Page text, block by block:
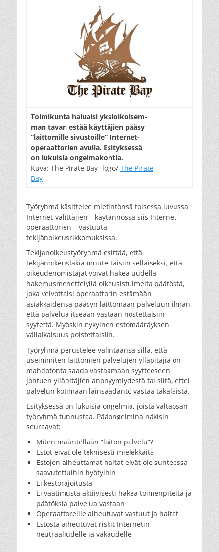
Toimikunta haluaisi yksioikoisem-
man tavan estää käyttäjien pääsy
”laittomille sivustoille” Internet-
operaattorien avulla. Esityksessä
on lukuisia ongelmakohtia.
Kuva: The Pirate Bay -logo/ The Pirate
Bay
Työryhmä käsittelee mietintönsä toisessa luvussa
Internet-välittäjien – käytännössä siis Internet-
operaattorien – vastuuta
tekijänoikeusrikkomuksissa.
Tekijänoikeustyöryhmä esittää, että
tekijänoikeuslakia muutettaisiin sellaiseksi, että
oikeudenomistajat voivat hakea uudella
hakemusmenettelyllä oikeusistuimelta päätöstä,
joka velvottaisi operaattorin estämään
asiakkaidensa pääsyn laittomaan palveluun ilman,
että palvelua itseään vastaan nostettaisiin
syytettä. Myöskin nykyinen estomääräyksen
väliaikaisuus poistettaisiin.
Työryhmä perustelee valintaansa sillä, että
useimmiten laittomien palvelujen ylläpitäjiä on
mahdotonta saada vastaamaan syytteeseen
johtuen ylläpitäjien anonyymiydestä tai siitä, ettei
palvelun kotimaan lainsäädäntö vastaa täkäläistä.
Esityksessä on lukuisia ongelmia, joista valtaosan
työryhmä tunnustaa. Pääongelmina näkisin
seuraavat:
Miten määritellään ”laiton palvelu”?
Estot eivät ole teknisesti mielekkäitä
Estojen aiheuttamat haitat eivät ole suhteessa
saavutettuihin hyötyihin
Ei kestorajoitusta
Ei vaatimusta aktiivisesti hakea toimenpiteitä ja
päätöksiä palvelua vastaan
Operaattoreille aiheutuvat vastuut ja haitat
Estosta aiheutuvat riskit Internetin
neutraaliudelle ja vakaudelle